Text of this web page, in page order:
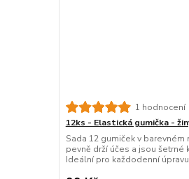
1 hodnocení
12ks - Elastická gumička -
Sada 12 gumiček v barevném
pevně drží účes a jsou šetrné
Ideální pro každodenní